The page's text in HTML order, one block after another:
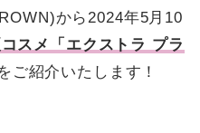
から2024年5月10
スメ「エクストラ プラ
ご紹介いたします！